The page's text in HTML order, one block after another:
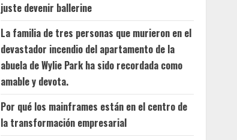
juste devenir ballerine
La familia de tres personas que murieron en el
devastador incendio del apartamento de la
abuela de Wylie Park ha sido recordada como
amable y devota.
Por qué los mainframes están en el centro de
la transformación empresarial